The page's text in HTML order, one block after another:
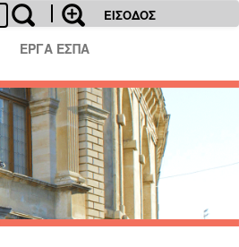
ΕΙΣΟΔΟΣ
ΕΡΓΑ ΕΣΠΑ